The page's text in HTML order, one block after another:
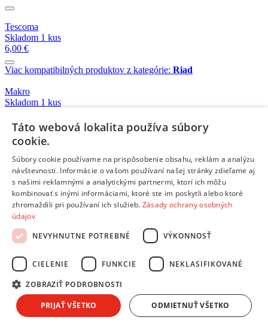
Tescoma
Skladom 1 kus
6,00 €
Viac kompatibilných produktov z kategórie: Riad
Makro
Skladom 1 kus
Makro
Skladom 4 kusy
6,99 €
Makro
Skladom 1 kus
23,99 €
Skladom 3 kusy
17,99 €
Makro
Skladom 2 kusy
Táto webová lokalita používa súbory
cookie.
Súbory cookie používame na prispôsobenie obsahu, reklám a analýzu
návštevnosti. Informácie o vašom používaní našej stránky zdieľame aj
s našimi reklamnými a analytickými partnermi, ktorí ich môžu
kombinovať s inými informáciami, ktoré ste im poskytli alebo ktoré
zhromaždili pri používaní ich služieb. Zásady ochrany osobných
údajov
NEVYHNUTNE POTREBNÉ
VÝKONNOSŤ
CIELENIE FUNKCIE NEKLASIFIKOVANÉ
ZOBRAZIŤ PODROBNOSTI
PRIJAŤ VŠETKO ODMIETNUŤ VŠETKO